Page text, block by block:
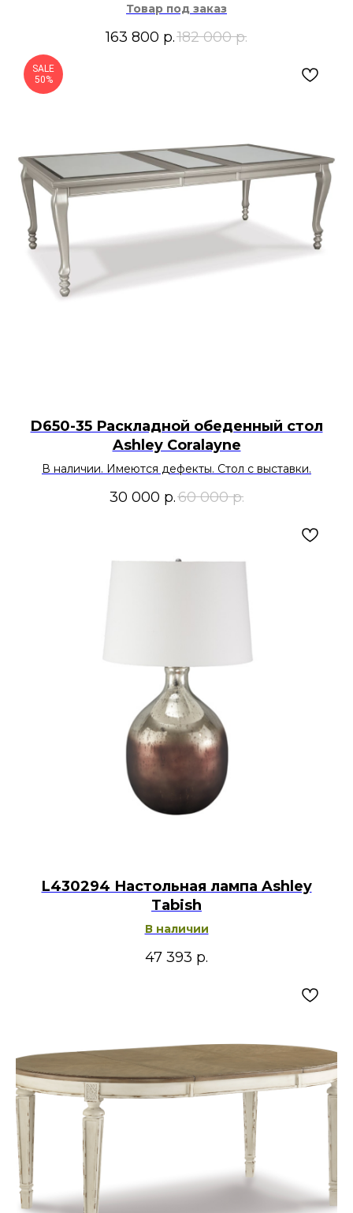
Товар под заказ
163 800 р.182 000 р.
SALE
50%
D650-35 Раскладной обеденный стол
Ashley Coralayne
В наличии. Имеются дефекты. Стол с выставки.
30 000 р.60 000 р.
L430294 Настольная лампа Ashley
Tabish
В наличии
47 393 р.